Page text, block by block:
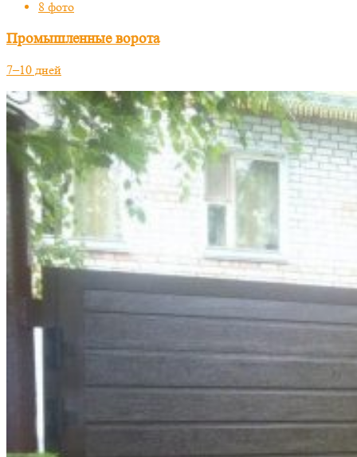
8 фото
Промышленные ворота
7–10 дней